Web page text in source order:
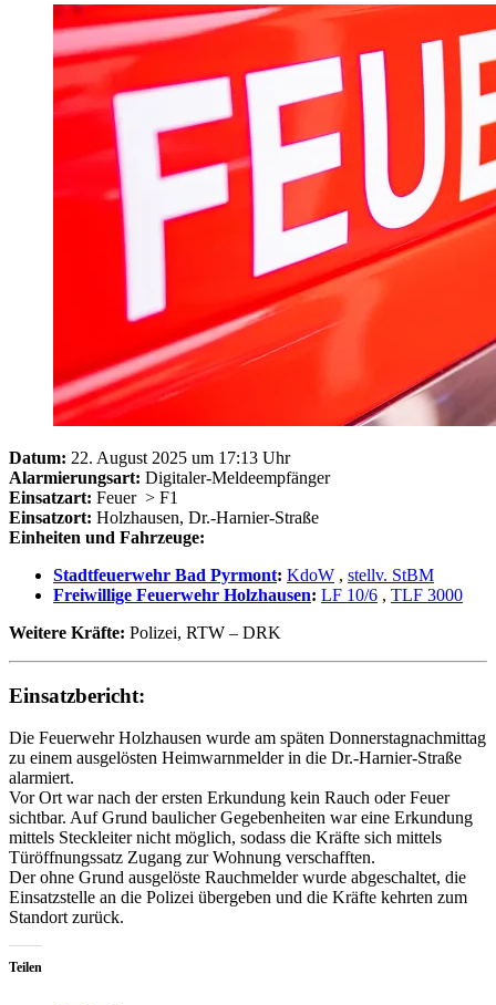
Datum: 22. August 2025 um 17:13 Uhr
Alarmierungsart: Digitaler-Meldeempfänger
Einsatzart: Feuer > F1
Einsatzort: Holzhausen, Dr.-Harnier-Straße
Einheiten und Fahrzeuge:
Stadtfeuerwehr Bad Pyrmont: KdoW , stellv. StBM
Freiwillige Feuerwehr Holzhausen: LF 10/6 , TLF 3000
Weitere Kräfte: Polizei, RTW – DRK
Einsatzbericht:
Die Feuerwehr Holzhausen wurde am späten Donnerstagnachmittag
zu einem ausgelösten Heimwarnmelder in die Dr.-Harnier-Straße
alarmiert.
Vor Ort war nach der ersten Erkundung kein Rauch oder Feuer
sichtbar. Auf Grund baulicher Gegebenheiten war eine Erkundung
mittels Steckleiter nicht möglich, sodass die Kräfte sich mittels
Türöffnungssatz Zugang zur Wohnung verschafften.
Der ohne Grund ausgelöste Rauchmelder wurde abgeschaltet, die
Einsatzstelle an die Polizei übergeben und die Kräfte kehrten zum
Standort zurück.
Teilen